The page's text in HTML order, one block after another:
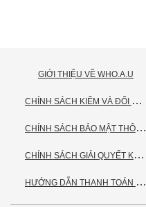
GIỚI THIỆU VỀ WHO.A.U
C
HÍNH SÁCH KIỂM VÀ ĐỔI TRẢ HÀNG
C
HÍNH SÁCH BẢO MẬT THÔNG TIN CÁ NHÂN
C
HÍNH SÁCH GIẢI QUYẾT KHIẾU NẠI
H
ƯỚNG DẪN THANH TOÁN VNPAY